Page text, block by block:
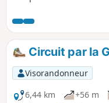
Circuit par la
Visorandonneur
6,44 km
+56 m